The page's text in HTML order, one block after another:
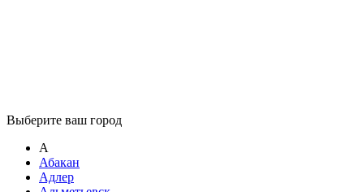
Выберите ваш город
А
Абакан
Адлер